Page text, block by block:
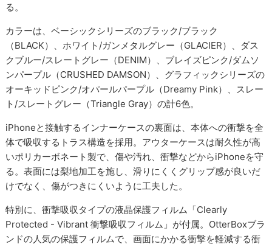
る。
カラーは、ベーシックシリーズのブラック/ブラック
（BLACK）、ホワイト/ガンメタルグレー（GLACIER）、ダス
クブルー/スレートグレー（DENIM）、ブレイズピンク/ダムソ
ンパープル（CRUSHED DAMSON）、グラフィックシリーズの
オーキッドピンク/オパールパープル（Dreamy Pink）、スレー
ト/スレートグレー（Triangle Gray）の計6色。
iPhoneと接触するインナーケースの裏面は、本体への衝撃を全
体で吸収するトラス構造を採用。アウターケースは耐久性が高
いポリカーボネート製で、傷や汚れ、衝撃などからiPhoneを守
る。表面には梨地加工を施し、滑りにくくグリップ感が良いだ
けでなく、傷がつきにくいように工夫した。
特別に、衝撃吸収タイプの液晶保護フィルム「Clearly
Protected - Vibrant 衝撃吸収フィルム」が付属。OtterBoxブラ
ンドの人気の保護フィルムで、画面にかかる衝撃を軽減する衝